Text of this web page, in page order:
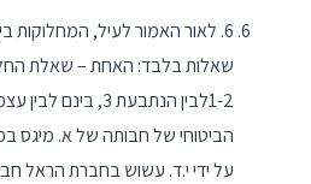
6. לאור האמור לעיל, המחלוקות
שאלות בלבד: האחת – שאלת
1-2לבין הנתבעת 3,
הביטוחי של חבותה של א. מיגס
על ידי י.ד. עשוש בחברת הראל